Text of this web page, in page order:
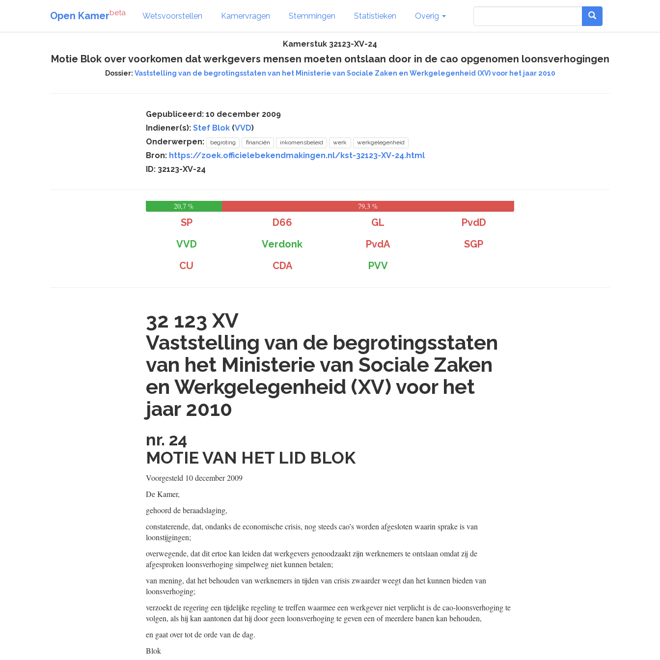
Open Kamerbeta Wetsvoorstellen Kamervragen Stemmingen Statistieken Overig
Kamerstuk 32123-XV-24
Motie Blok over voorkomen dat werkgevers mensen moeten ontslaan door in de cao opgenomen loonsverhogingen
Dossier: Vaststelling van de begrotingsstaten van het Ministerie van Sociale Zaken en Werkgelegenheid (XV) voor het jaar 2010
Gepubliceerd: 10 december 2009
Indiener(s): Stef Blok (VVD)
Onderwerpen:
begroting financiën inkomensbeleid werk werkgelegenheid
Bron: https://zoek.officielebekendmakingen.nl/kst-32123-XV-24.html
ID: 32123-XV-24
20,7 % 79,3 %
SP D66 GL
PvdD
VVD
Verdonk PvdA
SGP
CU
CDA PVV
32 123 XV
Vaststelling van de begrotingsstaten
van het Ministerie van Sociale Zaken
en Werkgelegenheid (XV) voor het
jaar 2010
nr. 24
MOTIE VAN HET LID BLOK
Voorgesteld 10 december 2009
De Kamer,
gehoord de beraadslaging,
constaterende, dat, ondanks de economische crisis, nog steeds cao’s worden afgesloten waarin sprake is van
loonstijgingen;
overwegende, dat dit ertoe kan leiden dat werkgevers genoodzaakt zijn werknemers te ontslaan omdat zij de
afgesproken loonsverhoging simpelweg niet kunnen betalen;
van mening, dat het behouden van werknemers in tijden van crisis zwaarder weegt dan het kunnen bieden van
loonsverhoging;
verzoekt de regering een tijdelijke regeling te treffen waarmee een werkgever niet verplicht is de cao-loonsverhoging te
volgen, als hij kan aantonen dat hij door geen loonsverhoging te geven een of meerdere banen kan behouden,
en gaat over tot de orde van de dag.
Blok